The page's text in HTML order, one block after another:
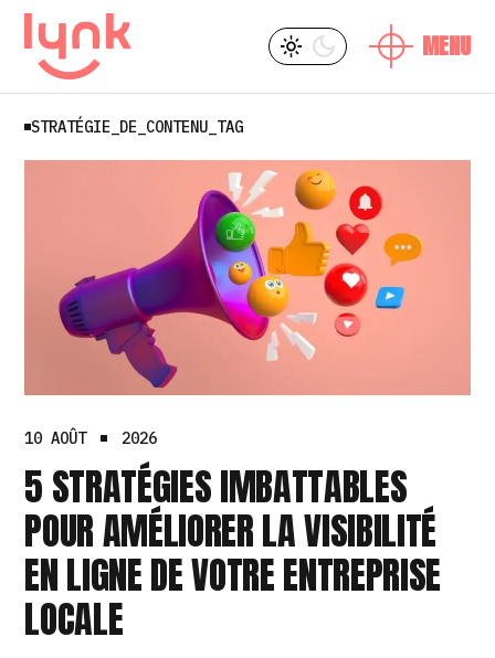
SKIP
THE
CONTENT
L Y
L
Y
STRATÉGIE_DE_CONTENU_TAG
10 AOÛT 2026
5 STRATÉGIES IMBATTABLES
POUR AMÉLIORER LA VISIBILITÉ
EN LIGNE DE VOTRE ENTREPRISE
LOCALE